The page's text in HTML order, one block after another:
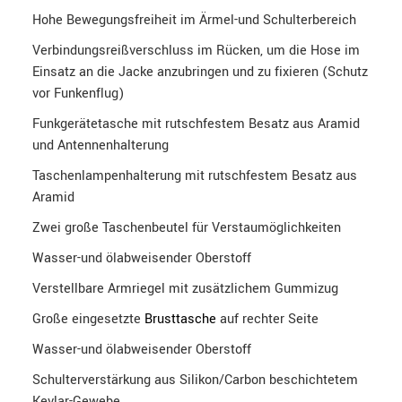
Hohe Bewegungsfreiheit im Ärmel-und Schulterbereich
Verbindungsreißverschluss im Rücken, um die Hose im
Einsatz an die Jacke anzubringen und zu fixieren (Schutz
vor Funkenflug)
Funkgerätetasche mit rutschfestem Besatz aus Aramid
und Antennenhalterung
Taschenlampenhalterung mit rutschfestem Besatz aus
Aramid
Zwei große Taschenbeutel für Verstaumöglichkeiten
Wasser-und ölabweisender Oberstoff
Verstellbare Armriegel mit zusätzlichem Gummizug
Große eingesetzte Brusttasche auf rechter Seite
Wasser-und ölabweisender Oberstoff
Schulterverstärkung aus Silikon/Carbon beschichtetem